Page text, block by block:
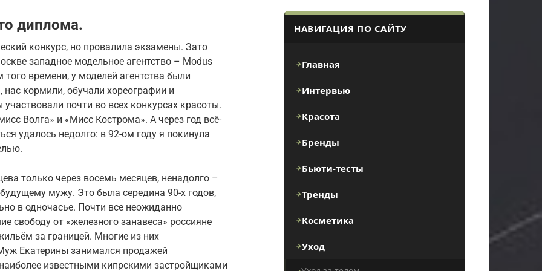
диплома.
конкурс, но провалила экзамены. Зато
западное модельное агентство – Modus
времени, у моделей агентства были
кормили, обучали хореографии и
почти во всех конкурсах красоты.
Волга» и «Мисс Кострома». А через год всё-
удалось недолго: в 92-ом году я покинула
только через восемь месяцев, ненадолго –
мужу. Это была середина 90-х годов,
в одночасье. Почти все неожиданно
свободу от «железного занавеса» россияне
за границей. Многие из них
Екатерины занимался продажей
известными кипрскими застройщиками
НАВИГАЦИЯ ПО САЙТУ
Главная
Интервью
Красота
Бренды
Бьюти-тесты
Тренды
Косметика
Уход